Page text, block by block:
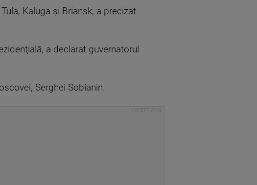
Kaluga şi Briansk, a precizat
a declarat guvernatorul
Serghei Sobianin.